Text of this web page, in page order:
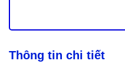
Thông tin chi tiết